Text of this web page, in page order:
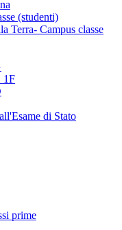
(studenti)
Terra- Campus classe
1F
di Stato
prime